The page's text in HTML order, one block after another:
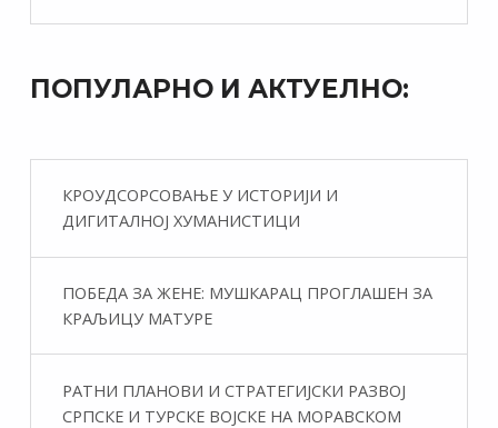
ПОПУЛАРНО И АКТУЕЛНО:
КРОУДСОРСОВАЊЕ У ИСТОРИЈИ И
ДИГИТАЛНОЈ ХУМАНИСТИЦИ
ПОБЕДА ЗА ЖЕНЕ: МУШКАРАЦ ПРОГЛАШЕН ЗА
КРАЉИЦУ МАТУРЕ
РАТНИ ПЛАНОВИ И СТРАТЕГИЈСКИ РАЗВОЈ
СРПСКЕ И ТУРСКЕ ВОЈСКЕ НА МОРАВСКОМ